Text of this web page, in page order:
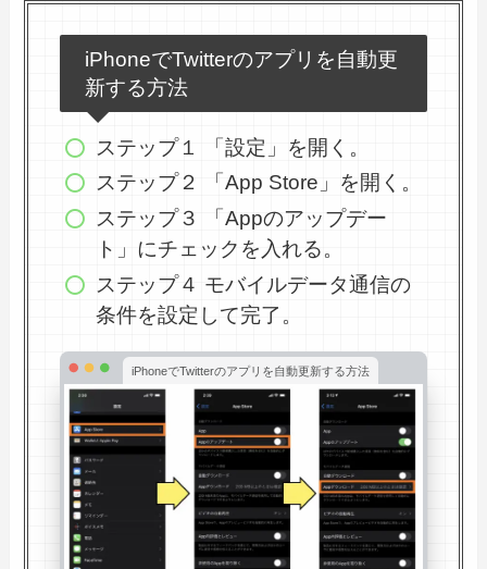
iPhoneでTwitterのアプリを自動更
新する方法
ステップ１ 「設定」を開く。
ステップ２ 「App Store」を開く。
ステップ３ 「Appのアップデー
ト」にチェックを入れる。
ステップ４ モバイルデータ通信の
条件を設定して完了。
iPhoneでTwitterのアプリを自動更新する方法